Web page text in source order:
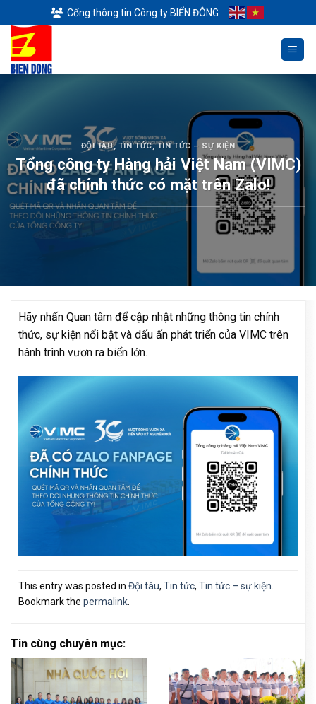
to
content
Cổng thông tin Công ty BIỂN ĐÔNG
ĐỘI TÀU,TIN TỨC,TIN TỨC – SỰ KIỆN
Tổng công ty Hàng hải Việt Nam (VIMC)
đã chính thức có mặt trên Zalo!
Hãy nhấn Quan tâm để cập nhật những thông tin chính
thức, sự kiện nổi bật và dấu ấn phát triển của VIMC trên
hành trình vươn ra biển lớn.
This entry was posted in Đội tàu, Tin tức, Tin tức – sự kiện.
Bookmark the permalink.
Tin cùng chuyên mục: